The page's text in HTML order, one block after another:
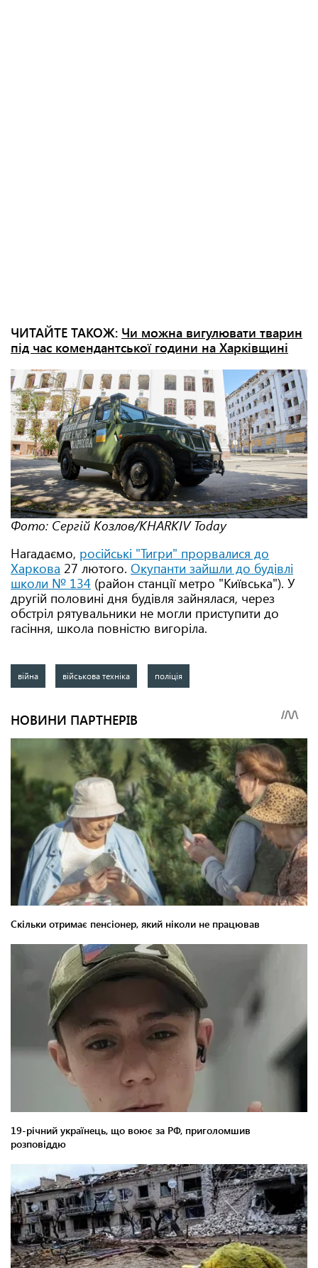
ЧИТАЙТЕ ТАКОЖ: Чи можна вигулювати тварин
під час комендантської години на Харківщині
Фото: Сергій Козлов/KHARKIV Today
Нагадаємо, російські "Тигри" прорвалися до
Харкова 27 лютого. Окупанти зайшли до будівлі
школи № 134 (район станції метро "Київська"). У
другій половині дня будівля зайнялася, через
обстріл рятувальники не могли приступити до
гасіння, школа повністю вигоріла.
війна військова техніка поліція